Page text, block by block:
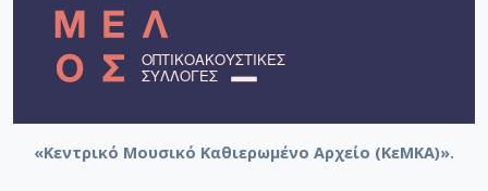
«Κεντρικό Μουσικό Καθιερωμένο Αρχείο (ΚεΜΚΑ)».